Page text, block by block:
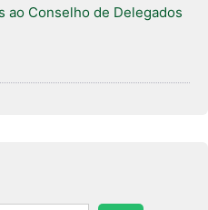
ao Conselho de Delegados